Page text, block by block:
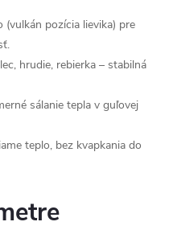
(vulkán pozícia lievika) pre
hrudie, rebierka – stabilná
sálanie tepla v guľovej
teplo, bez kvapkania do